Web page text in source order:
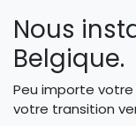
Nous
Belgique.
Peu importe votre
votre transition